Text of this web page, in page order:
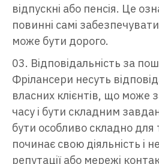
відпускні або пенсія. Це
повинні самі забезпечувати
може бути дорого.
Відповідальність за
Фрілансери несуть
власних клієнтів, що може
часу і бути складним
бути особливо складно для
починає свою діяльність і
репутації або мережі